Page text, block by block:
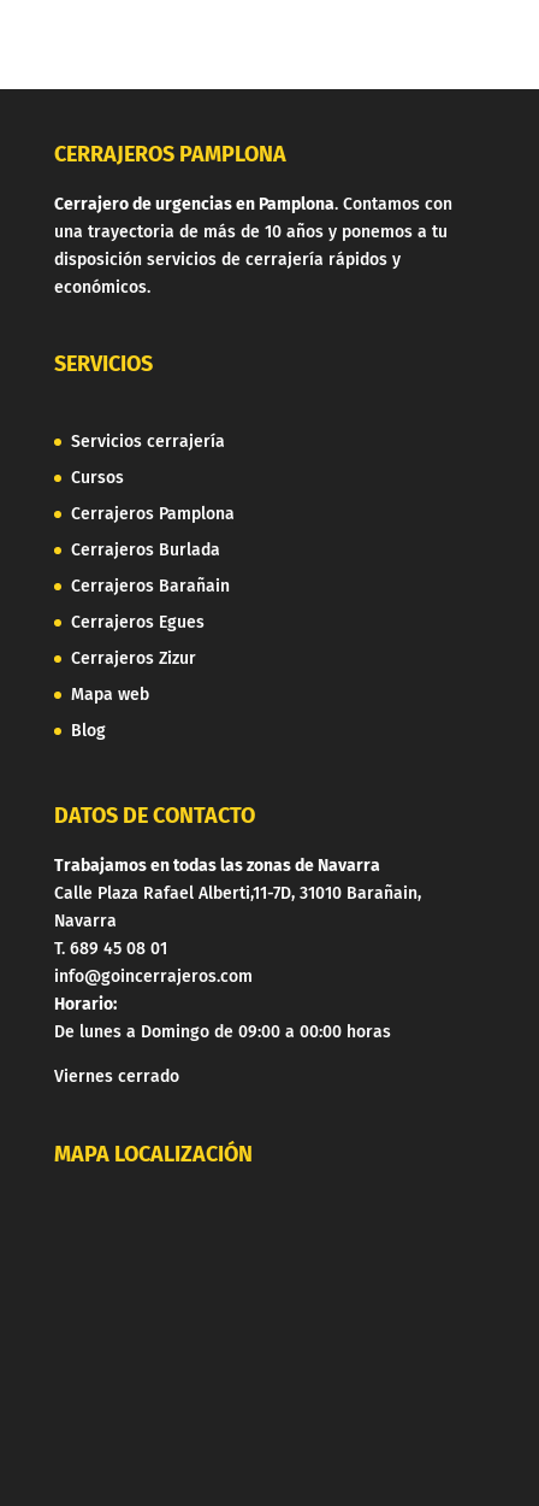
CERRAJEROS PAMPLONA
Cerrajero de urgencias en Pamplona. Contamos con
una trayectoria de más de 10 años y ponemos a tu
disposición servicios de cerrajería rápidos y
económicos.
SERVICIOS
Servicios cerrajería
Cursos
Cerrajeros Pamplona
Cerrajeros Burlada
Cerrajeros Barañain
Cerrajeros Egues
Cerrajeros Zizur
Mapa web
Blog
DATOS DE CONTACTO
Trabajamos en todas las zonas de Navarra
Calle Plaza Rafael Alberti,11-7D, 31010 Barañain,
Navarra
T. 689 45 08 01
info@goincerrajeros.com
Horario:
De lunes a Domingo de 09:00 a 00:00 horas
Viernes cerrado
MAPA LOCALIZACIÓN